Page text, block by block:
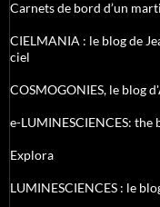
Carnets de bord d’un
CIELMANIA : le blog de
ciel
COSMOGONIES, le blog
e-LUMINESCIENCES:
Explora
LUMINESCIENCES : le